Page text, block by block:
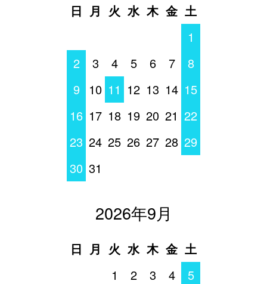
日 月 火 水 木 金 土
1
2
3 4 5 6 7
8
9
10 11 12 13 14 15
16 17 18 19 20 21 22
23 24 25 26 27 28 29
30 31
2026年9月
日 月 火 水 木 金 土
1
2 3 4
5